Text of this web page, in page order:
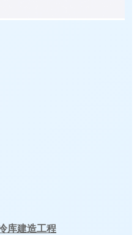
库建造工程